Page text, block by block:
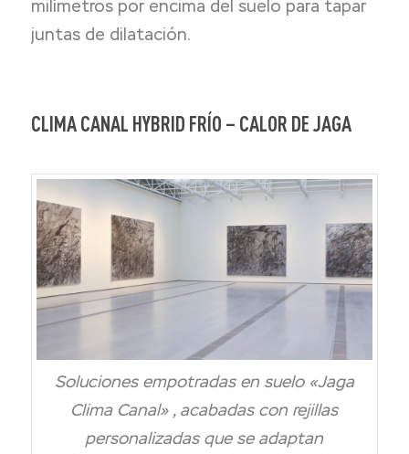
milímetros por encima del suelo para tapar
juntas de dilatación.
CLIMA CANAL HYBRID FRÍO – CALOR DE JAGA
Soluciones empotradas en suelo «Jaga
Clima Canal» , acabadas con rejillas
personalizadas que se adaptan